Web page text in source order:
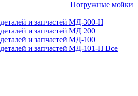
Погружные мойки
и запчастей МД-300-H
и запчастей МД-200
и запчастей МД-100
и запчастей МД-101-Н Все